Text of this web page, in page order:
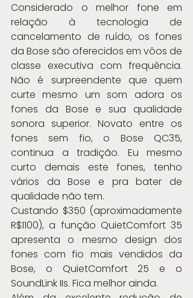
Considerado o melhor fone em
relação à tecnologia de
cancelamento de ruído, os fones
da Bose são oferecidos em vôos de
classe executiva com frequência.
Não é surpreendente que quem
curte mesmo um som adora os
fones da Bose e sua qualidade
sonora superior. Novato entre os
fones sem fio, o Bose QC35,
continua a tradição. Eu mesmo
curto demais este fones, tenho
vários da Bose e pra bater de
qualidade não tem.
Custando $350 (aproximadamente
R$1100), a função QuietComfort 35
apresenta o mesmo design dos
fones com fio mais vendidos da
Bose, o QuietComfort 25 e o
SoundLink IIs. Fica melhor ainda.